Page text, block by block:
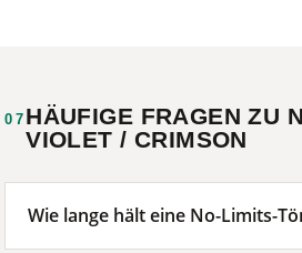
07 HÄUFIGE FRAGEN ZU
VIOLET / CRIMSON
Wie lange hält eine No-Limits-